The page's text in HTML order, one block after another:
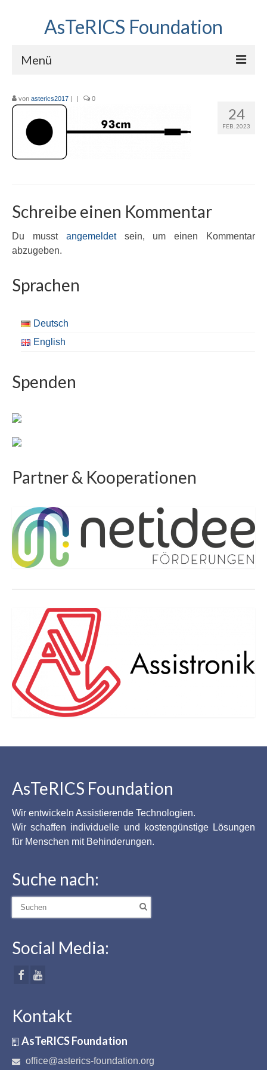
AsTeRICS Foundation
Menü
Workshops
Über uns
24
FEB. 2023
von asterics2017 | | 0
Schreibe einen Kommentar
Du musst angemeldetsein, um einen Kommentar
abzugeben.
Sprachen
Deutsch
English
Spenden
Partner & Kooperationen
AsTeRICS Foundation
Wir entwickeln Assistierende Technologien.
Wir schaffen individuelle und kostengünstige Lösungen
für Menschen mit Behinderungen.
Suche nach:
Suche
Social Media:
Kontakt
AsTeRICS Foundation
office@asterics-foundation.org